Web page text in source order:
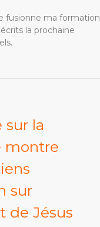
fusionne ma formation
la prochaine
sur la
montre
sur
de Jésus